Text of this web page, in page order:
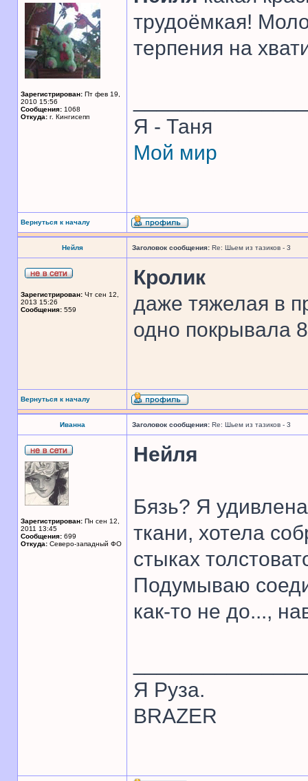
Зарегистрирован: Пт фев 19,
2010 15:56
Сообщения: 1068
Откуда: г. Кингисепп
трудоёмкая!
терпения на
Я - Таня
Мой мир
Вернуться к началу
Нейля Заголовок сообщения: Re: Шьем из тазиков - 3
Зарегистрирован: Чт сен 12,
2013 15:26
Сообщения: 559
Кролик
даже тяжелая в
одно покрывала 8
Вернуться к началу
Иванна Заголовок сообщения: Re: Шьем из тазиков - 3
Зарегистрирован: Пн сен 12,
2011 13:45
Сообщения: 699
Откуда: Северо-западный ФО
Нейля
Бязь? Я
ткани, хотела
стыках
Подумываю
как-то не до...,
Я Руза.
BRAZER